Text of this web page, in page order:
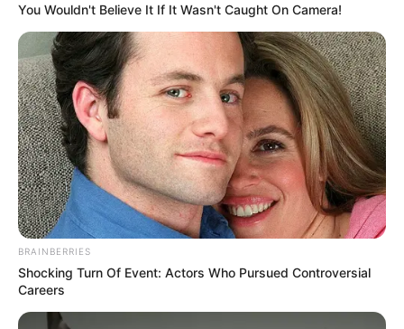
You Wouldn't Believe It If It Wasn't Caught On Camera!
BRAINBERRIES
Shocking Turn Of Event: Actors Who Pursued Controversial
Careers